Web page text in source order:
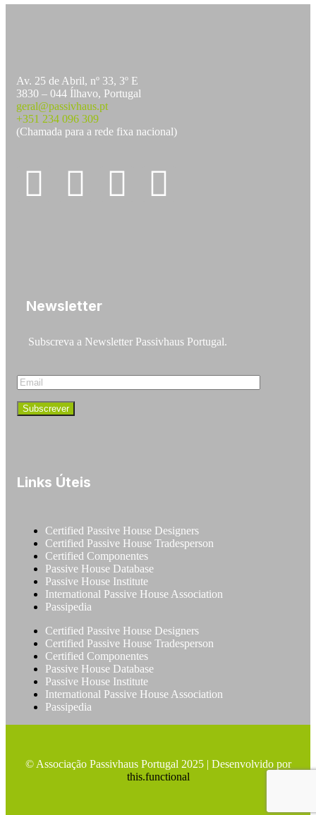
Av. 25 de Abril, nº 33, 3º E
3830 – 044 Ílhavo, Portugal
geral@passivhaus.pt
+351 234 096 309
(Chamada para a rede fixa nacional)
Newsletter
Subscreva a Newsletter Passivhaus Portugal.
Links Úteis
Certified Passive House Designers
Certified Passive House Tradesperson
Certified Componentes
Passive House Database
Passive House Institute
International Passive House Association
Passipedia
Certified Passive House Designers
Certified Passive House Tradesperson
Certified Componentes
Passive House Database
Passive House Institute
International Passive House Association
Passipedia
© Associação Passivhaus Portugal 2025 | Desenvolvido por
this.functional